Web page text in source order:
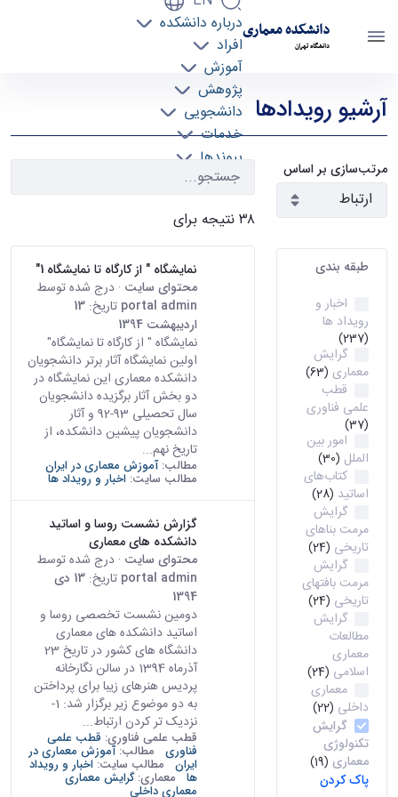
دانشکده معماری
دانشگاه تهران
درباره دانشکده
افراد
آموزش
پژوهش
دانشجویی
خدمات
پیوندها
تماس با ما
رویدادها - دانشکده معماری arch
آرشیو رویدادها
مرتب‌سازی بر اساس
طبقه بندی
اخبار و
رویداد ها
(237)
گرایش
معماری (63)
قطب
علمی فناوری
(37)
امور بین
الملل (30)
کتاب‌های
اساتید (28)
گرایش
مرمت بناهای
تاریخی (24)
گرایش
مرمت بافتهای
تاریخی (24)
گرایش
مطالعات
معماری
اسلامی (24)
معماری
داخلی (22)
گرایش
تکنولوژی
معماری (19)
پاک کردن
۳۸ نتیجه برای
نمایشگاه " از کارگاه تا نمایشگاه 1"
محتوای سایت · درج شده توسط
portal admin تاریخ:13
اردیبهشت 1394
نمایشگاه " از کارگاه تا نمایشگاه"
اولین نمایشگاه آثار برتر دانشجویان
دانشکده معماری این نمایشگاه در
دو بخش آثار برگزیده دانشجویان
سال تحصیلی 93-92 و آثار
دانشجویان پیشین دانشکده، از
تاریخ نهم...
مطالب:آموزش معماری در ایران
مطالب سایت: اخبار و رویداد ها
گزارش نشست روسا و اساتید
دانشکده های معماری
محتوای سایت · درج شده توسط
portal admin تاریخ:
13 دی
1394
دومین نشست تخصصی روسا و
اساتید دانشکده های معماری
دانشگاه های کشور در تاریخ 23
آذرماه 1394 در سالن نگارخانه
پردیس هنرهای زیبا برای پرداختن
به دو موضوع زیر برگزار شد: 1-
نزدیک تر کردن ارتباط...
قطب علمی فناوری: قطب علمی
فناوری مطالب:آموزش معماری در
ایران مطالب سایت: اخبار و رویداد
ها معماری:گرایش معماری
معماری داخلی